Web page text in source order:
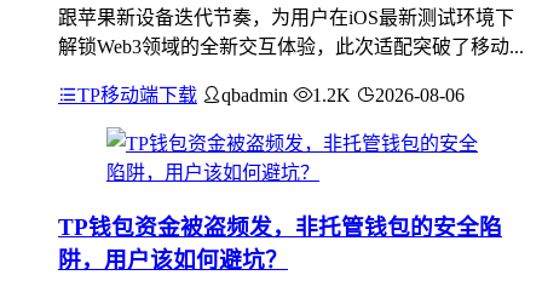
跟苹果新设备迭代节奏，为用户在iOS最新测试环境下
解锁Web3领域的全新交互体验，此次适配突破了移动...
TP移动端下载 qbadmin 1.2K 2026-08-06
TP钱包资金被盗频发，非托管钱包的安全陷
阱，用户该如何避坑？